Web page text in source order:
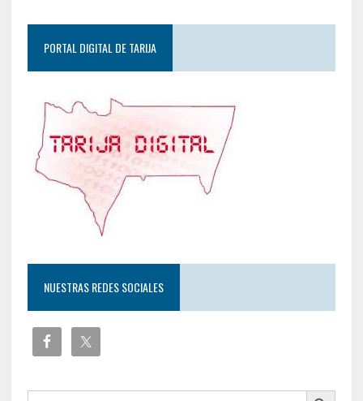
PORTAL DIGITAL DE TARIJA
NUESTRAS REDES SOCIALES
Buscar: Botón de búsqueda